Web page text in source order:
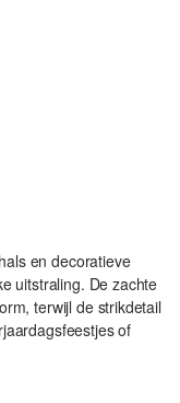
en decoratieve
uitstraling. De zachte
terwijl de strikdetail
of